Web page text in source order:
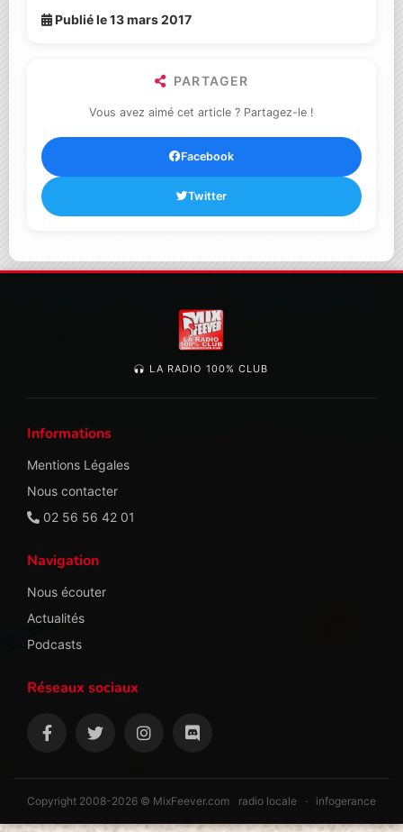
Publié le 13 mars 2017
PARTAGER
Vous avez aimé cet article ? Partagez-le !
Facebook
Twitter
LA RADIO 100% CLUB
Informations
Mentions Légales
Nous contacter
02 56 56 42 01
Navigation
Nous écouter
Actualités
Podcasts
Réseaux sociaux
Copyright 2008-2026 © MixFeever.com radio locale · infogerance